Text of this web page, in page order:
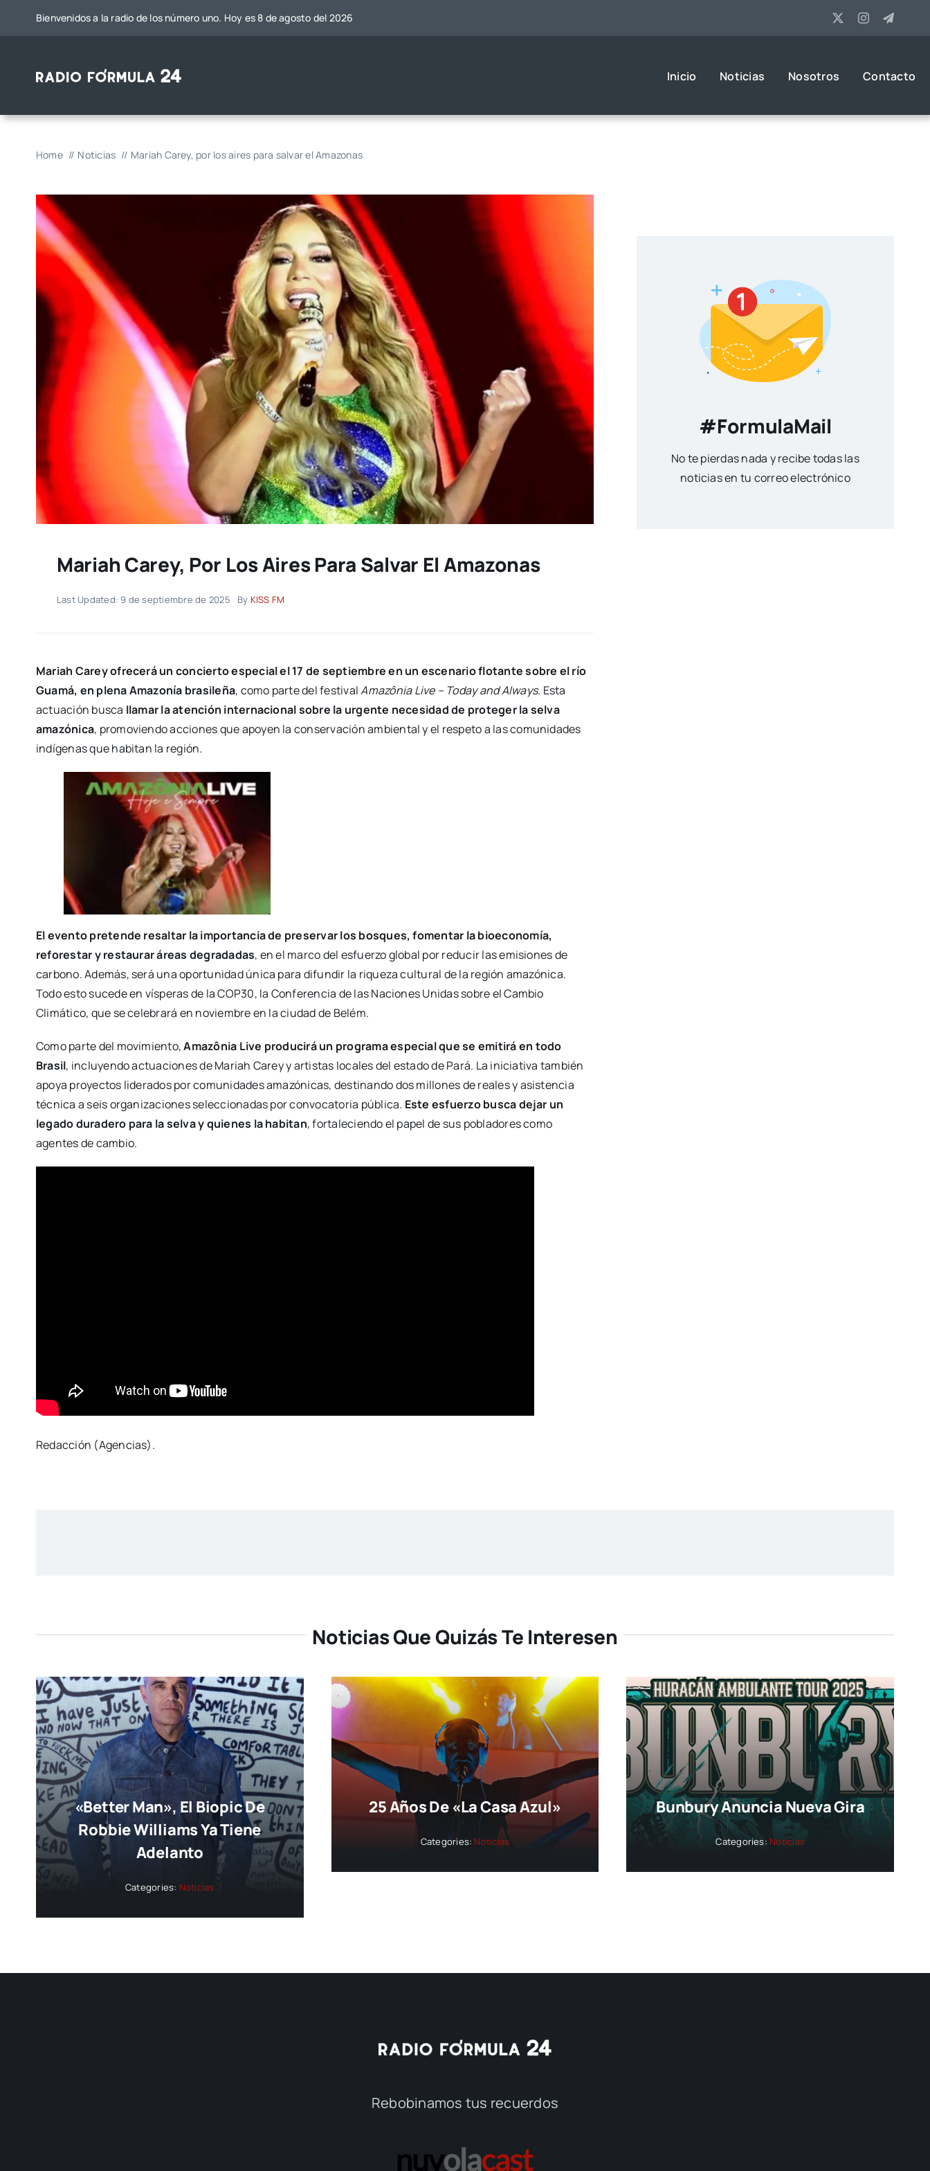
Bienvenidos a la radio de los número uno. Hoy es 8 de agosto del 2026
Inicio Noticias Nosotros Contacto
Home Noticias Mariah Carey, por los aires para salvar el Amazonas
Mariah Carey, Por Los Aires Para Salvar El Amazonas
Last Updated: 9 de septiembre de 2025 By KISS FM
Mariah Carey ofrecerá un concierto especial el 17 de septiembre en un escenario flotante sobre el río
Guamá, en plena Amazonía brasileña, como parte del festivalAmazônia Live – Today and Always. Esta
actuación busca llamar la atención internacional sobre la urgente necesidad de proteger la selva
amazónica, promoviendo acciones que apoyen la conservación ambiental y el respeto a las comunidades
indígenas que habitan la región.
El evento pretende resaltar la importancia de preservar los bosques, fomentar la bioeconomía,
reforestar y restaurar áreas degradadas, en el marco del esfuerzo global por reducir las emisiones de
carbono. Además, será una oportunidad única para difundir la riqueza cultural de la región amazónica.
Todo esto sucede en vísperas de la COP30, la Conferencia de las Naciones Unidas sobre el Cambio
Climático, que se celebrará en noviembre en la ciudad de Belém.
Como parte del movimiento,Amazônia Live producirá un programa especial que se emitirá en todo
Brasil, incluyendo actuaciones de Mariah Carey y artistas locales del estado de Pará. La iniciativa también
apoya proyectos liderados por comunidades amazónicas, destinando dos millones de reales y asistencia
técnica a seis organizaciones seleccionadas por convocatoria pública. Este esfuerzo busca dejar un
legado duradero para la selva y quienes la habitan, fortaleciendo el papel de sus pobladores como
agentes de cambio.
Redacción (Agencias).
#FormulaMail
No te pierdas nada y recibe todas las
noticias en tu correo electrónico
Noticias Que Quizás Te Interesen
«Better Man», El Biopic De
Robbie Williams Ya Tiene
Adelanto
Categories: Noticias
25 Años De «La Casa Azul»
Categories: Noticias
Bunbury Anuncia Nueva Gira
Categories: Noticias
Rebobinamos tus recuerdos